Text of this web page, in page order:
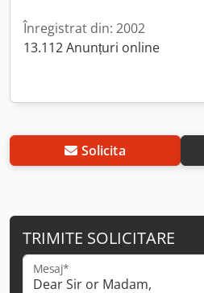
Înregistrat din: 2002
13.112 Anunțuri online
Solicita
TRIMITE SOLICITARE
Mesaj*